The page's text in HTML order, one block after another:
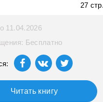
27 стр.
11.04.2026
Бесплатно
Читать книгу